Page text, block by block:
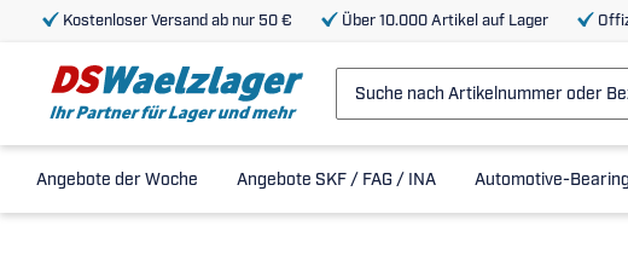
Kostenloser Versand ab nur 50 € Über 10.000 Artikel auf Lager
Angebote der Woche Angebote SKF / FAG / INA Automotive-